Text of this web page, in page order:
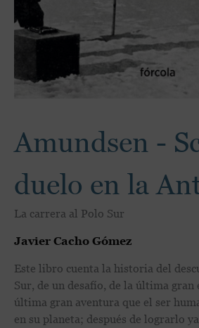
Amundsen -
duelo en la
La carrera al Polo Sur
Javier Cacho Gómez
Este libro cuenta la historia del
Sur, de un desafío, de la última
última gran aventura que el ser
en su planeta; después de lograrlo